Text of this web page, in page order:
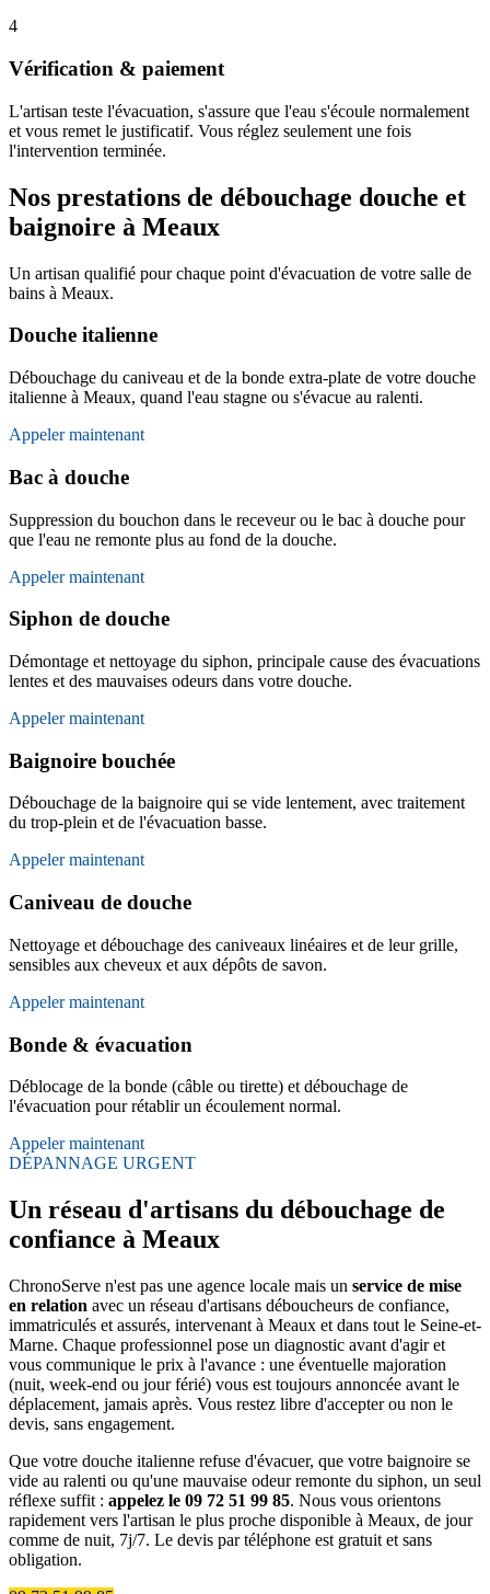
4
Vérification & paiement
L'artisan teste l'évacuation, s'assure que l'eau s'écoule normalement
et vous remet le justificatif. Vous réglez seulement une fois
l'intervention terminée.
Nos prestations de débouchage douche et
baignoire à Meaux
Un artisan qualifié pour chaque point d'évacuation de votre salle de
bains à Meaux.
Douche italienne
Débouchage du caniveau et de la bonde extra-plate de votre douche
italienne à Meaux, quand l'eau stagne ou s'évacue au ralenti.
Appeler maintenant
Bac à douche
Suppression du bouchon dans le receveur ou le bac à douche pour
que l'eau ne remonte plus au fond de la douche.
Appeler maintenant
Siphon de douche
Démontage et nettoyage du siphon, principale cause des évacuations
lentes et des mauvaises odeurs dans votre douche.
Appeler maintenant
Baignoire bouchée
Débouchage de la baignoire qui se vide lentement, avec traitement
du trop-plein et de l'évacuation basse.
Appeler maintenant
Caniveau de douche
Nettoyage et débouchage des caniveaux linéaires et de leur grille,
sensibles aux cheveux et aux dépôts de savon.
Appeler maintenant
Bonde & évacuation
Déblocage de la bonde (câble ou tirette) et débouchage de
l'évacuation pour rétablir un écoulement normal.
Appeler maintenant
DÉPANNAGE URGENT
Un réseau d'artisans du débouchage de
confiance à Meaux
ChronoServe n'est pas une agence locale mais un service de mise
en relation avec un réseau d'artisans déboucheurs de confiance,
immatriculés et assurés, intervenant à Meaux et dans tout le Seine-et-
Marne. Chaque professionnel pose un diagnostic avant d'agir et
vous communique le prix à l'avance : une éventuelle majoration
(nuit, week-end ou jour férié) vous est toujours annoncée avant le
déplacement, jamais après. Vous restez libre d'accepter ou non le
devis, sans engagement.
Que votre douche italienne refuse d'évacuer, que votre baignoire se
vide au ralenti ou qu'une mauvaise odeur remonte du siphon, un seul
réflexe suffit : appelez le 09 72 51 99 85. Nous vous orientons
rapidement vers l'artisan le plus proche disponible à Meaux, de jour
comme de nuit, 7j/7. Le devis par téléphone est gratuit et sans
obligation.